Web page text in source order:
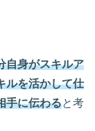
自身がスキルア
ルを活かして仕
手に伝わると考